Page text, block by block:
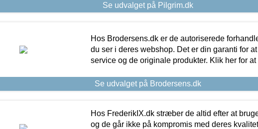
Se udvalget på Pilgrim.dk
Hos Brodersens.dk er de autoriserede
du ser i deres webshop. Det er din garanti for
service og de originale produkter. Klik her for
Se udvalget på Brodersens.dk
Hos FrederikIX.dk stræber de altid efter at
og de går ikke på kompromis med deres